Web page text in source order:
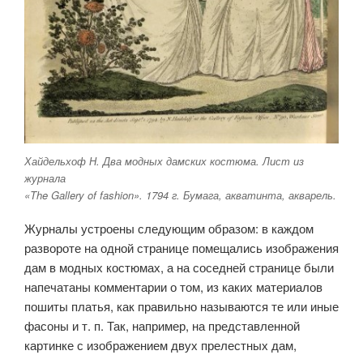
Хайдельхоф Н. Два модных дамских костюма. Лист из
журнала
«The Gallery of fashion». 1794 г. Бумага, акватинта, акварель.
Журналы устроены следующим образом: в каждом
развороте на одной странице помещались изображения
дам в модных костюмах, а на соседней странице были
напечатаны комментарии о том, из каких материалов
пошиты платья, как правильно называются те или иные
фасоны и т. п. Так, например, на представленной
картинке с изображением двух прелестных дам,